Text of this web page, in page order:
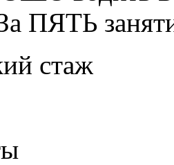
ПЯТЬ
стаж